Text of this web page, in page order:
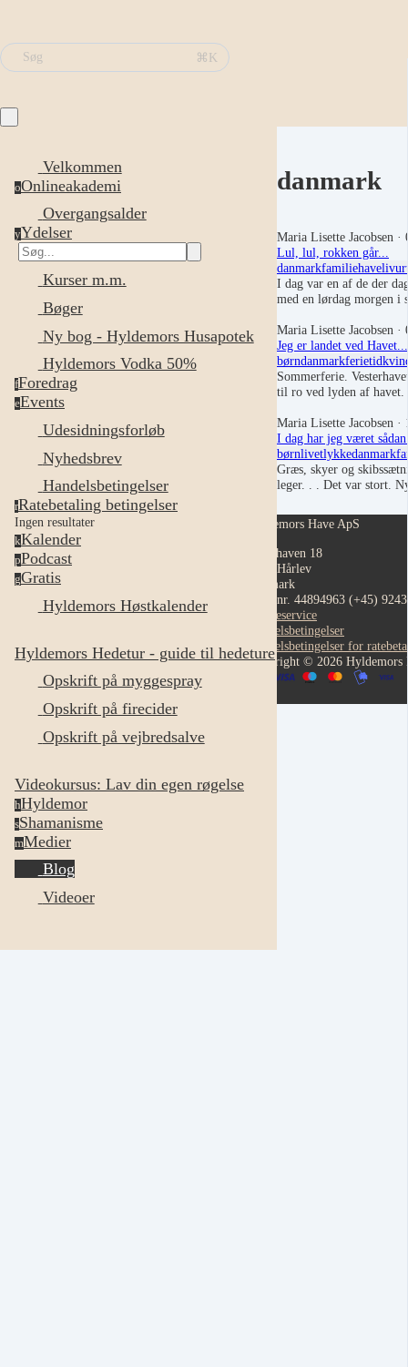
Søg ⌘K
Velkommen
oOnlineakademi
Overgangsalder
yYdelser
Kurser m.m.
Bøger
Ny bog - Hyldemors Husapotek
Hyldemors Vodka 50%
fForedrag
eEvents
Udesidningsforløb
Nyhedsbrev
Handelsbetingelser
rRatebetaling betingelser
Ingen resultater
kKalender
pPodcast
gGratis
Hyldemors Høstkalender
Hyldemors Hedetur - guide til hedeture
Opskrift på myggespray
Opskrift på firecider
Opskrift på vejbredsalve
Videokursus: Lav din egen røgelse
hHyldemor
sShamanisme
mMedier
Blog
Videoer
danmark
Maria Lisette Jacobsen ·
Lul, lul, rokken går...
danmarkfamiliehaveliv
I dag var en af de der
med en lørdag morgen i
Maria Lisette Jacobsen ·
Jeg er landet ved Havet...
børndanmarkferietid
Sommerferie.
til ro ved lyden af
Maria Lisette Jacobsen ·
I dag har jeg været
børnlivetlykkedanmark
Græs, skyer og
leger. . . Det var stort.
Hyldemors Have ApS
Hestehaven 18
4652 Hårlev
Danmark
CVR nr. 44894963 (+45)
Kundeservice
Handelsbetingelser
Handelsbetingelser for
Copyright © 2026 Hyldemors